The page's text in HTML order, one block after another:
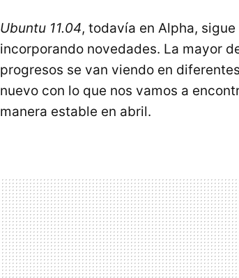
Ubuntu 11.04, todavía en Alpha,
incorporando novedades. La mayor
progresos se van viendo en
nuevo con lo que nos vamos a
manera estable en abril.